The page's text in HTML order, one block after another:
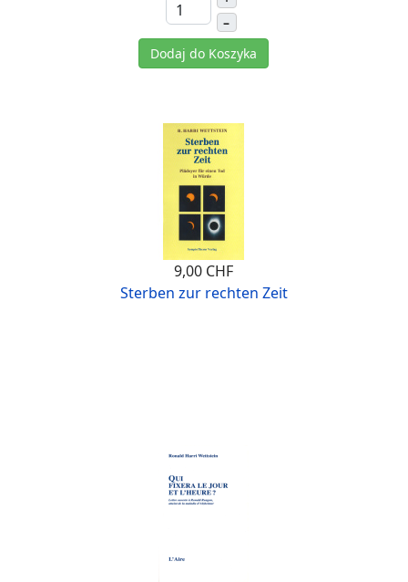
–
Dodaj do Koszyka
9,00 CHF
Sterben zur rechten Zeit